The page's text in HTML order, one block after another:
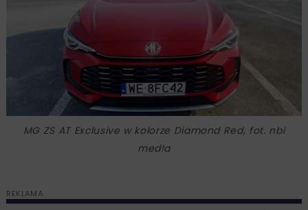
MG ZS AT Exclusive w kolorze Diamond Red, fot. nbi
med!a
REKLAMA